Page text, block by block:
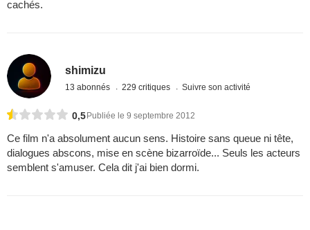
cachés.
shimizu
13 abonnés 229 critiques Suivre son activité
0,5 Publiée le 9 septembre 2012
Ce film n'a absolument aucun sens. Histoire sans queue ni tête,
dialogues abscons, mise en scène bizarroïde... Seuls les acteurs
semblent s'amuser. Cela dit j'ai bien dormi.